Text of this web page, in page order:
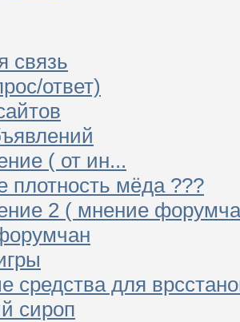
связь
ответ)
( от ин...
плотность мёда ???
2 ( мнение
средства для
сироп